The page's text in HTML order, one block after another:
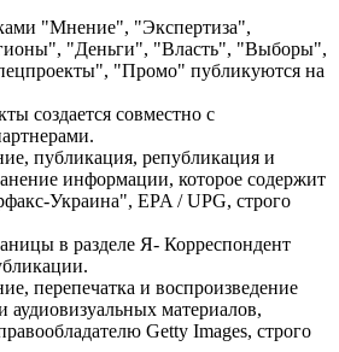
"Мнение", "Экспертиза",
"Деньги", "Власть", "Выборы",
"Промо" публикуются на
создается совместно с
публикация, републикация и
информации, которое содержит
Украина", EPA / UPG, строго
в разделе Я- Корреспондент
перепечатка и воспроизведение
аудиовизуальных материалов,
Getty Images, строго